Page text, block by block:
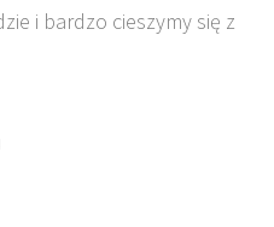
i bardzo cieszymy się z